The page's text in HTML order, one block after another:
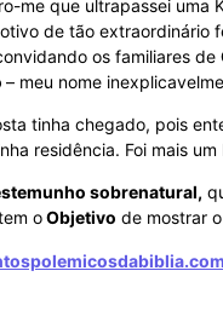
me que ultrapassei uma
de tão extraordinário
os familiares de
– meu nome
tinha chegado, pois
residência. Foi mais
sobrenatural,
oObjetivo de mostrar o